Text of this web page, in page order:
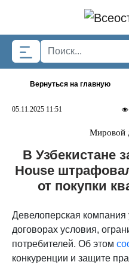
Вернуться на главную
05.11.2025 11:51
Мировой
В Узбекистане
House
от покупки
Девелоперская компания
договорах условия,
потребителей. Об этом
конкуренции и защите